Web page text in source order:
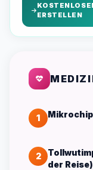
ERSTELLEN
1 Mikrochip
2
der Reise)